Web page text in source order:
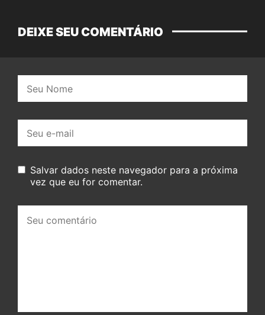
DEIXE SEU COMENTÁRIO
mail:
Salvar dados neste navegador para a próxima
vez que eu for comentar.
comentário: